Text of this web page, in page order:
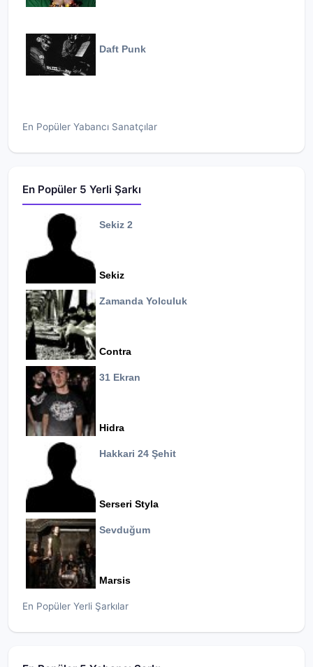
Daft Punk
En Popüler Yabancı Sanatçılar
En Popüler 5 Yerli Şarkı
Sekiz 2
Sekiz
Zamanda Yolculuk
Contra
31 Ekran
Hidra
Hakkari 24 Şehit
Serseri Styla
Sevduğum
Marsis
En Popüler Yerli Şarkılar